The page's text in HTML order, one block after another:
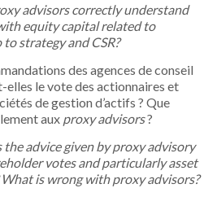
advisors correctly understand
equity capital related to
strategy and CSR?
des agences de conseil
elles le vote des actionnaires et
de gestion d’actifs ? Que
aux proxy advisors?
the advice given by proxy advisory
votes and particularly asset
What is wrong with proxy advisors?